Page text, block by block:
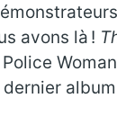
avons là !
dernier